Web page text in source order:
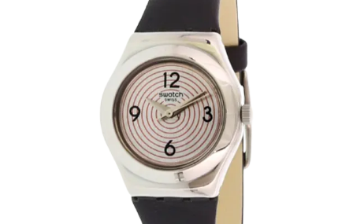
+7 ( 705 ) 181-42-50
info@vetervremeni.kz
Авторизация
Каталог
Мужские часы